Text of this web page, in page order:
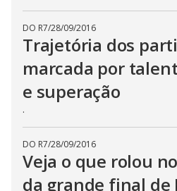
DO R7/28/09/2016
Trajetória dos
marcada por
e superação
.
DO R7/28/09/2016
Veja o que rolou
da grande final de